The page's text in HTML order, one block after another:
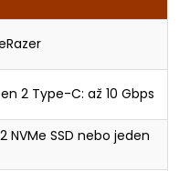
2 Type-C: až 10 Gbps
NVMe SSD nebo jeden